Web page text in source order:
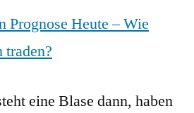
Prognose Heute – Wie
eine Blase dann, haben